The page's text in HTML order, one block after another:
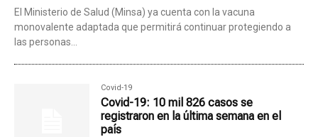
El Ministerio de Salud (Minsa) ya cuenta con la vacuna
monovalente adaptada que permitirá continuar protegiendo a
las personas...
Covid-19
Covid-19: 10 mil 826 casos se
registraron en la última semana en el
país